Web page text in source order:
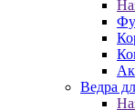
Ведра